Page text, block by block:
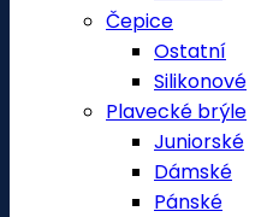
Čepice
Ostatní
Silikonové
Plavecké brýle
Juniorské
Dámské
Pánské